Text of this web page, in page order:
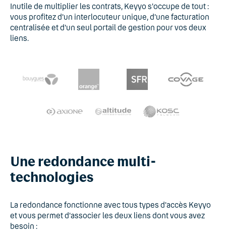
Inutile de multiplier les contrats, Keyyo s'occupe de tout :
vous profitez d'un interlocuteur unique, d'une facturation
centralisée et d'un seul portail de gestion pour vos deux
liens.
Une redondance multi-
technologies
La redondance fonctionne avec tous types d'accès Keyyo
et vous permet d'associer les deux liens dont vous avez
besoin :